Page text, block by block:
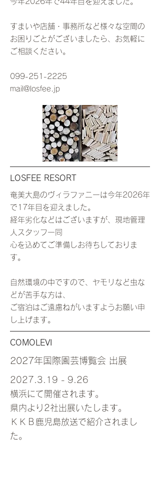
すまいや店舗・事務所など様々な空間の
お困りごとがございましたら、​お気軽に
ご相談ください。​
099-251-2225
mail@losfee.jp
LOSFEE RESORT
奄美大島のヴィラファニーは今年2026年
で17年目を迎えました。
経年劣化などはございますが、現地管理
人スタッフ一同
​心を込めてご準備しお待ちしておりま
す。
自然環境の中ですので、ヤモリなど虫な
どが苦手な方は、
ご宿泊はご遠慮ねがいますようお願い申
し上げます。​
COMOLEVI
2027年国際園芸博覧会 出展
2027.3.19 - 9.26
横浜にて開催されます。
県内より2社出展いたします。
ＫＫ Ｂ鹿児島放送で紹介されまし
た。​